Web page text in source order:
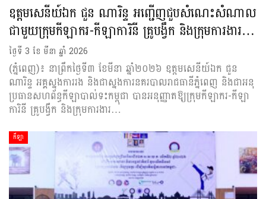
ឧត្តមសេនីយ៍ឯក ជួន ណារិន្ទ អញ្ជើញជួបសំណេះសំណាល
ជាមួយក្រុមកីឡាករ-កីឡាការិនី គ្រូបង្វឹក និងក្រុមការងារ…
ថ្ងៃទី 3 ខែ មីនា ឆ្នាំ 2026
(ភ្នំពេញ)៖ នាព្រឹកថ្ងៃទី៣ ខែមីនា ឆ្នាំ២០២៦ ឧត្តមសេនីយ៍ឯក ជួន
ណារិន្ទ អគ្គស្នងការរង និងជាស្នងការនគរបាលរាជធានីភ្នំពេញ និងជាអនុ
ប្រធានសហព័ន្ធកីឡាបាល់ទះកម្ពុជា បានអនុញ្ញាតឱ្យក្រុមកីឡាករ-កីឡា
ការិនី គ្រូបង្វឹក និងក្រុមការងារ…
កីឡា